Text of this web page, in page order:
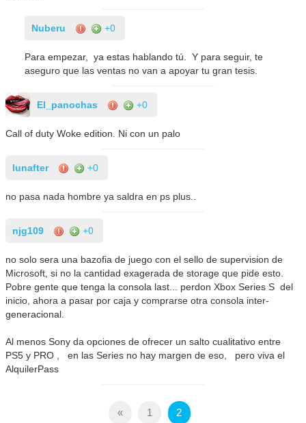
Nuberu +0
Para empezar, ya estas hablando tú. Y para seguir, te
aseguro que las ventas no van a apoyar tu gran tesis.
El_panochas +0
Call of duty Woke edition. Ni con un palo
lunafter +0
no pasa nada hombre ya saldra en ps plus..
njg109 +0
no solo sera una bazofia de juego con el sello de supervision de
Microsoft, si no la cantidad exagerada de storage que pide esto.
Pobre gente que tenga la consola last... perdon Xbox Series S del
inicio, ahora a pasar por caja y comprarse otra consola inter-
generacional.
Al menos Sony da opciones de ofrecer un salto cualitativo entre
PS5 y PRO , en las Series no hay margen de eso, pero viva el
AlquilerPass
« 1 2